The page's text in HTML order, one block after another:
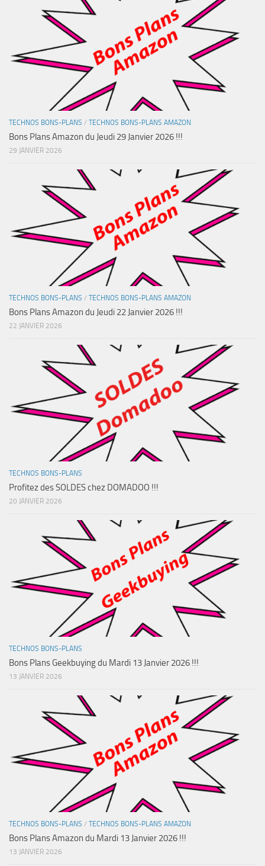
TECHNOS BONS-PLANS / TECHNOS BONS-PLANS AMAZON
Bons Plans Amazon du Jeudi 29 Janvier 2026 !!!
29 JANVIER 2026
TECHNOS BONS-PLANS / TECHNOS BONS-PLANS AMAZON
Bons Plans Amazon du Jeudi 22 Janvier 2026 !!!
22 JANVIER 2026
TECHNOS BONS-PLANS
Profitez des SOLDES chez DOMADOO !!!
20 JANVIER 2026
TECHNOS BONS-PLANS
Bons Plans Geekbuying du Mardi 13 Janvier 2026 !!!
13 JANVIER 2026
TECHNOS BONS-PLANS / TECHNOS BONS-PLANS AMAZON
Bons Plans Amazon du Mardi 13 Janvier 2026 !!!
13 JANVIER 2026